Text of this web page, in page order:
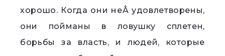
хорошо. Когда они неÂ удовлетворены,
они пойманы в ловушку сплетен,
борьбы за власть, и людей, которые